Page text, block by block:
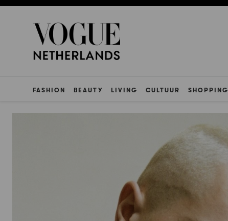
FASHION BEAUTY LIVING CULTUUR SHOPPING